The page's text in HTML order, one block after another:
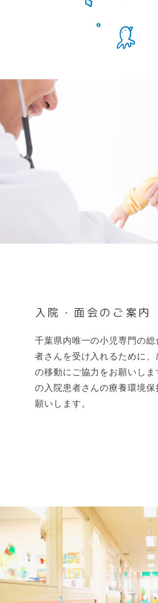
入院・面会のご案内
千葉県内唯一の小児専門の
者さんを受け入れるために
の移動にご協力をお願いし
の入院患者さんの療養環境
願いします。